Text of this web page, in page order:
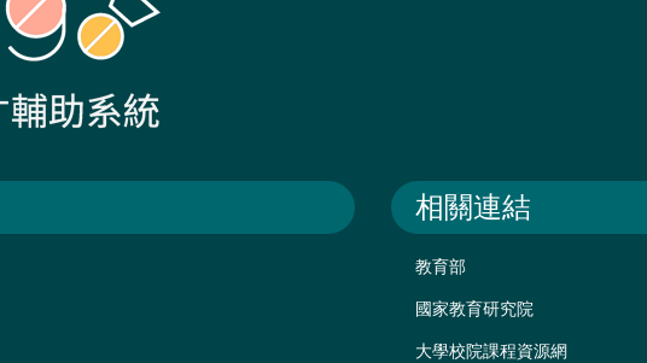
相關連結
教育部
國家教育研究院
大學校院課程資源網